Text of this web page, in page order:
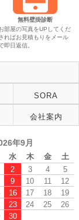
無料壁掛診断
部屋の写真をUPしてくだ
ればお見積もりをメール
即日返信。
SORA
会社案内
年9月
水 木 金
土
2 3 4
5
9 10 11
12
16 17 18
19
23 24 25
26
30